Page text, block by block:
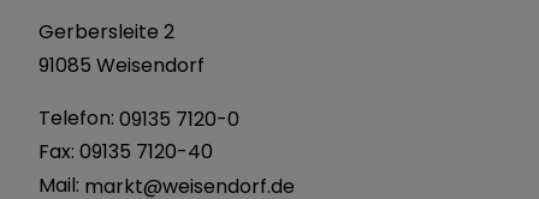
Gerbersleite 2
91085 Weisendorf
Telefon: 09135 7120-0
Fax: 09135 7120-40
Mail: markt@weisendorf.de